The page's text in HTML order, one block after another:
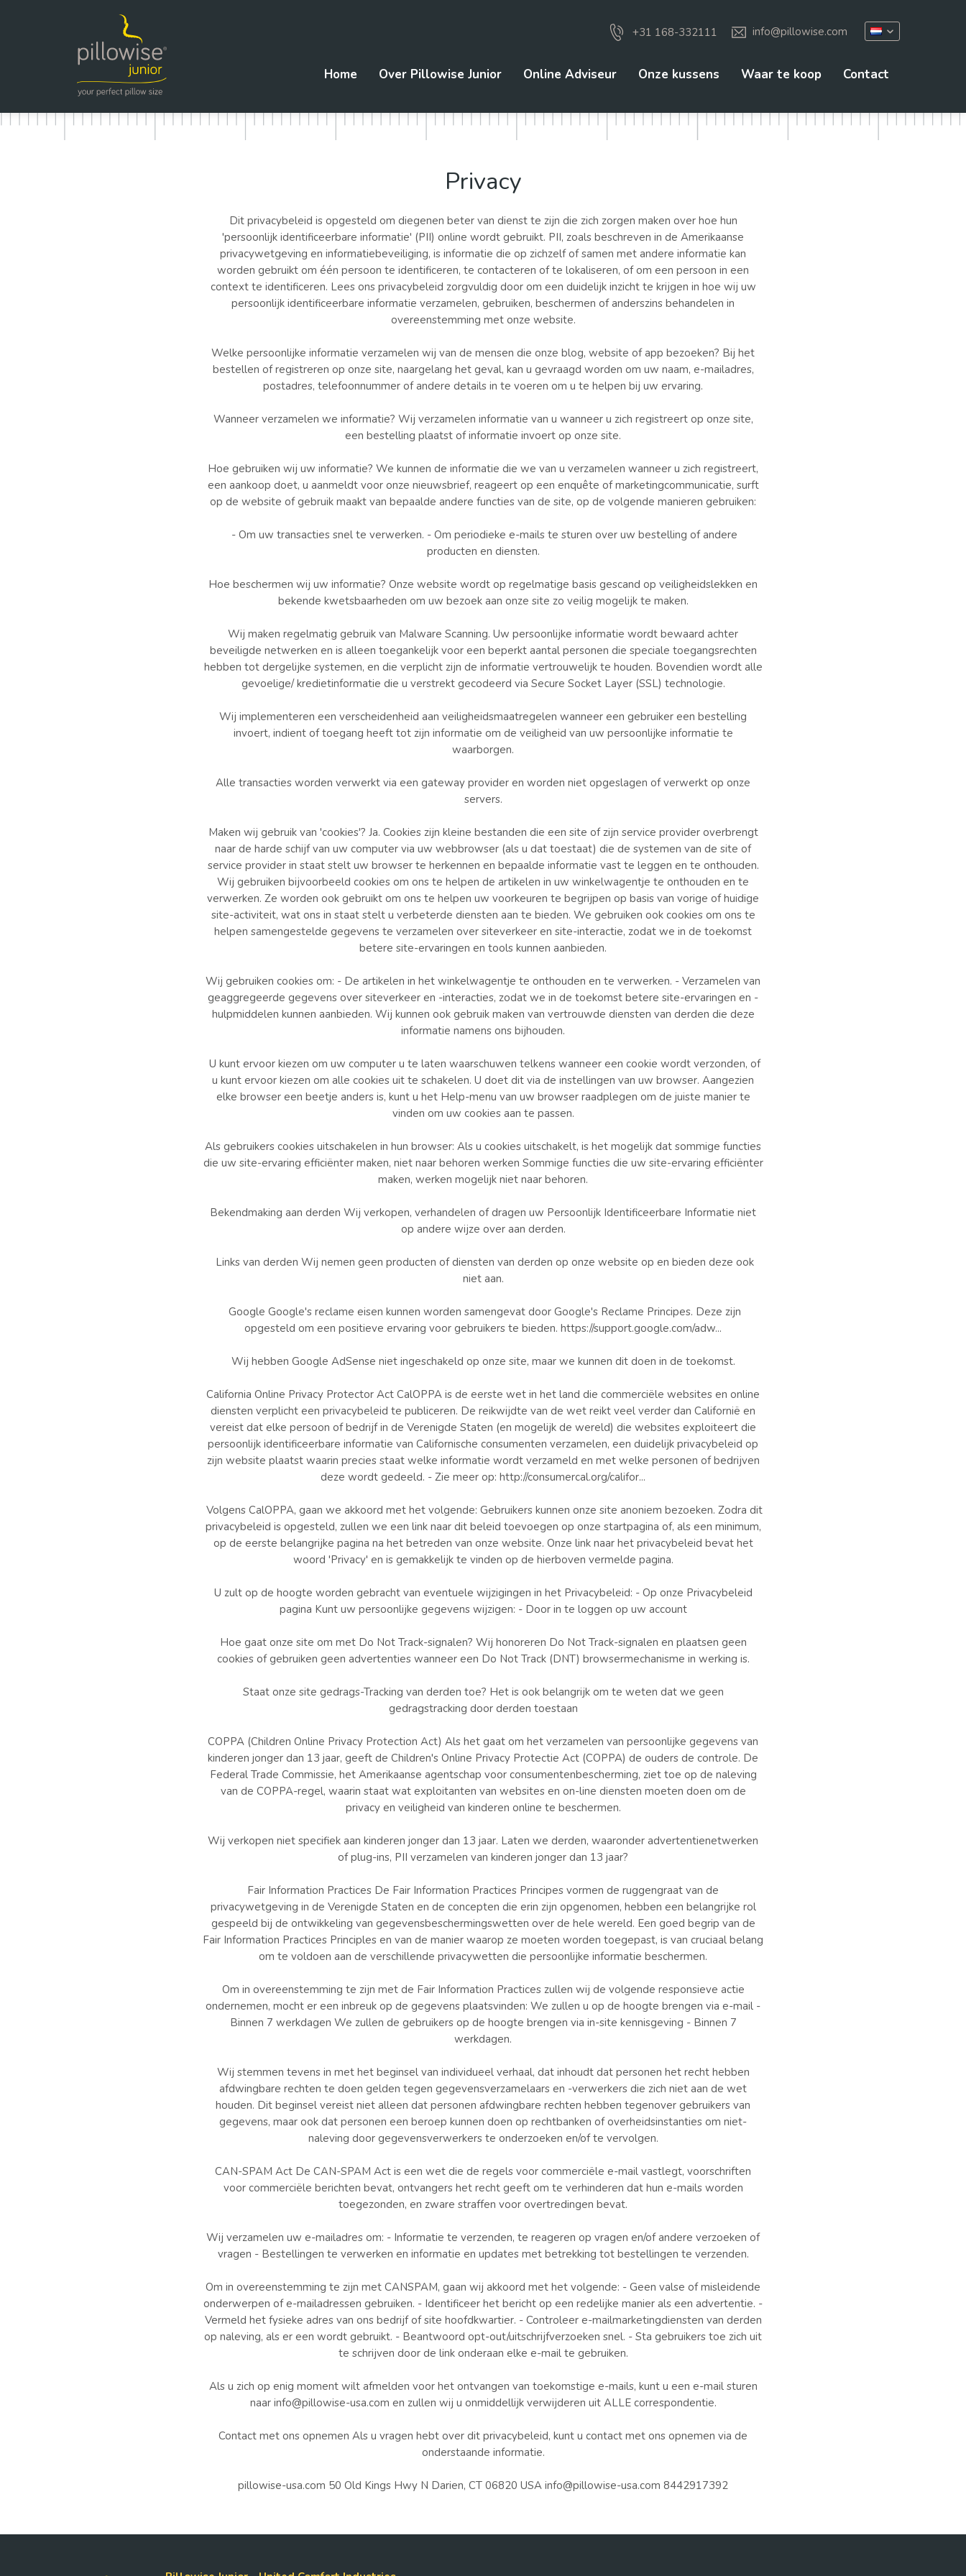
+31 168-332111 info@pillowise.com
Home Over Pillowise Junior Online Adviseur Onze kussens Waar te koop Contact
Privacy
Dit privacybeleid is opgesteld om diegenen beter van dienst te zijn die zich zorgen maken over hoe hun
'persoonlijk identificeerbare informatie' (PII) online wordt gebruikt. PII, zoals beschreven in de Amerikaanse
privacywetgeving en informatiebeveiliging, is informatie die op zichzelf of samen met andere informatie kan
worden gebruikt om één persoon te identificeren, te contacteren of te lokaliseren, of om een persoon in een
context te identificeren. Lees ons privacybeleid zorgvuldig door om een duidelijk inzicht te krijgen in hoe wij uw
persoonlijk identificeerbare informatie verzamelen, gebruiken, beschermen of anderszins behandelen in
overeenstemming met onze website.
Welke persoonlijke informatie verzamelen wij van de mensen die onze blog, website of app bezoeken? Bij het
bestellen of registreren op onze site, naargelang het geval, kan u gevraagd worden om uw naam, e-mailadres,
postadres, telefoonnummer of andere details in te voeren om u te helpen bij uw ervaring.
Wanneer verzamelen we informatie? Wij verzamelen informatie van u wanneer u zich registreert op onze site,
een bestelling plaatst of informatie invoert op onze site.
Hoe gebruiken wij uw informatie? We kunnen de informatie die we van u verzamelen wanneer u zich registreert,
een aankoop doet, u aanmeldt voor onze nieuwsbrief, reageert op een enquête of marketingcommunicatie, surft
op de website of gebruik maakt van bepaalde andere functies van de site, op de volgende manieren gebruiken:
- Om uw transacties snel te verwerken. - Om periodieke e-mails te sturen over uw bestelling of andere
producten en diensten.
Hoe beschermen wij uw informatie? Onze website wordt op regelmatige basis gescand op veiligheidslekken en
bekende kwetsbaarheden om uw bezoek aan onze site zo veilig mogelijk te maken.
Wij maken regelmatig gebruik van Malware Scanning. Uw persoonlijke informatie wordt bewaard achter
beveiligde netwerken en is alleen toegankelijk voor een beperkt aantal personen die speciale toegangsrechten
hebben tot dergelijke systemen, en die verplicht zijn de informatie vertrouwelijk te houden. Bovendien wordt alle
gevoelige/ kredietinformatie die u verstrekt gecodeerd via Secure Socket Layer (SSL) technologie.
Wij implementeren een verscheidenheid aan veiligheidsmaatregelen wanneer een gebruiker een bestelling
invoert, indient of toegang heeft tot zijn informatie om de veiligheid van uw persoonlijke informatie te
waarborgen.
Alle transacties worden verwerkt via een gateway provider en worden niet opgeslagen of verwerkt op onze
servers.
Maken wij gebruik van 'cookies'? Ja. Cookies zijn kleine bestanden die een site of zijn service provider overbrengt
naar de harde schijf van uw computer via uw webbrowser (als u dat toestaat) die de systemen van de site of
service provider in staat stelt uw browser te herkennen en bepaalde informatie vast te leggen en te onthouden.
Wij gebruiken bijvoorbeeld cookies om ons te helpen de artikelen in uw winkelwagentje te onthouden en te
verwerken. Ze worden ook gebruikt om ons te helpen uw voorkeuren te begrijpen op basis van vorige of huidige
site-activiteit, wat ons in staat stelt u verbeterde diensten aan te bieden. We gebruiken ook cookies om ons te
helpen samengestelde gegevens te verzamelen over siteverkeer en site-interactie, zodat we in de toekomst
betere site-ervaringen en tools kunnen aanbieden.
Wij gebruiken cookies om: - De artikelen in het winkelwagentje te onthouden en te verwerken. - Verzamelen van
geaggregeerde gegevens over siteverkeer en -interacties, zodat we in de toekomst betere site-ervaringen en -
hulpmiddelen kunnen aanbieden. Wij kunnen ook gebruik maken van vertrouwde diensten van derden die deze
informatie namens ons bijhouden.
U kunt ervoor kiezen om uw computer u te laten waarschuwen telkens wanneer een cookie wordt verzonden, of
u kunt ervoor kiezen om alle cookies uit te schakelen. U doet dit via de instellingen van uw browser. Aangezien
elke browser een beetje anders is, kunt u het Help-menu van uw browser raadplegen om de juiste manier te
vinden om uw cookies aan te passen.
Als gebruikers cookies uitschakelen in hun browser: Als u cookies uitschakelt, is het mogelijk dat sommige functies
die uw site-ervaring efficiënter maken, niet naar behoren werken Sommige functies die uw site-ervaring efficiënter
maken, werken mogelijk niet naar behoren.
Bekendmaking aan derden Wij verkopen, verhandelen of dragen uw Persoonlijk Identificeerbare Informatie niet
op andere wijze over aan derden.
Links van derden Wij nemen geen producten of diensten van derden op onze website op en bieden deze ook
niet aan.
Google Google's reclame eisen kunnen worden samengevat door Google's Reclame Principes. Deze zijn
opgesteld om een positieve ervaring voor gebruikers te bieden. https://support.google.com/adw...
Wij hebben Google AdSense niet ingeschakeld op onze site, maar we kunnen dit doen in de toekomst.
California Online Privacy Protector Act CalOPPA is de eerste wet in het land die commerciële websites en online
diensten verplicht een privacybeleid te publiceren. De reikwijdte van de wet reikt veel verder dan Californië en
vereist dat elke persoon of bedrijf in de Verenigde Staten (en mogelijk de wereld) die websites exploiteert die
persoonlijk identificeerbare informatie van Californische consumenten verzamelen, een duidelijk privacybeleid op
zijn website plaatst waarin precies staat welke informatie wordt verzameld en met welke personen of bedrijven
deze wordt gedeeld. - Zie meer op: http://consumercal.org/califor...
Volgens CalOPPA, gaan we akkoord met het volgende: Gebruikers kunnen onze site anoniem bezoeken. Zodra dit
privacybeleid is opgesteld, zullen we een link naar dit beleid toevoegen op onze startpagina of, als een minimum,
op de eerste belangrijke pagina na het betreden van onze website. Onze link naar het privacybeleid bevat het
woord 'Privacy' en is gemakkelijk te vinden op de hierboven vermelde pagina.
U zult op de hoogte worden gebracht van eventuele wijzigingen in het Privacybeleid: - Op onze Privacybeleid
pagina Kunt uw persoonlijke gegevens wijzigen: - Door in te loggen op uw account
Hoe gaat onze site om met Do Not Track-signalen? Wij honoreren Do Not Track-signalen en plaatsen geen
cookies of gebruiken geen advertenties wanneer een Do Not Track (DNT) browsermechanisme in werking is.
Staat onze site gedrags-Tracking van derden toe? Het is ook belangrijk om te weten dat we geen
gedragstracking door derden toestaan
COPPA (Children Online Privacy Protection Act) Als het gaat om het verzamelen van persoonlijke gegevens van
kinderen jonger dan 13 jaar, geeft de Children's Online Privacy Protectie Act (COPPA) de ouders de controle. De
Federal Trade Commissie, het Amerikaanse agentschap voor consumentenbescherming, ziet toe op de naleving
van de COPPA-regel, waarin staat wat exploitanten van websites en on-line diensten moeten doen om de
privacy en veiligheid van kinderen online te beschermen.
Wij verkopen niet specifiek aan kinderen jonger dan 13 jaar. Laten we derden, waaronder advertentienetwerken
of plug-ins, PII verzamelen van kinderen jonger dan 13 jaar?
Fair Information Practices De Fair Information Practices Principes vormen de ruggengraat van de
privacywetgeving in de Verenigde Staten en de concepten die erin zijn opgenomen, hebben een belangrijke rol
gespeeld bij de ontwikkeling van gegevensbeschermingswetten over de hele wereld. Een goed begrip van de
Fair Information Practices Principles en van de manier waarop ze moeten worden toegepast, is van cruciaal belang
om te voldoen aan de verschillende privacywetten die persoonlijke informatie beschermen.
Om in overeenstemming te zijn met de Fair Information Practices zullen wij de volgende responsieve actie
ondernemen, mocht er een inbreuk op de gegevens plaatsvinden: We zullen u op de hoogte brengen via e-mail -
Binnen 7 werkdagen We zullen de gebruikers op de hoogte brengen via in-site kennisgeving - Binnen 7
werkdagen.
Wij stemmen tevens in met het beginsel van individueel verhaal, dat inhoudt dat personen het recht hebben
afdwingbare rechten te doen gelden tegen gegevensverzamelaars en -verwerkers die zich niet aan de wet
houden. Dit beginsel vereist niet alleen dat personen afdwingbare rechten hebben tegenover gebruikers van
gegevens, maar ook dat personen een beroep kunnen doen op rechtbanken of overheidsinstanties om niet-
naleving door gegevensverwerkers te onderzoeken en/of te vervolgen.
CAN-SPAM Act De CAN-SPAM Act is een wet die de regels voor commerciële e-mail vastlegt, voorschriften
voor commerciële berichten bevat, ontvangers het recht geeft om te verhinderen dat hun e-mails worden
toegezonden, en zware straffen voor overtredingen bevat.
Wij verzamelen uw e-mailadres om: - Informatie te verzenden, te reageren op vragen en/of andere verzoeken of
vragen - Bestellingen te verwerken en informatie en updates met betrekking tot bestellingen te verzenden.
Om in overeenstemming te zijn met CANSPAM, gaan wij akkoord met het volgende: - Geen valse of misleidende
onderwerpen of e-mailadressen gebruiken. - Identificeer het bericht op een redelijke manier als een advertentie. -
Vermeld het fysieke adres van ons bedrijf of site hoofdkwartier. - Controleer e-mailmarketingdiensten van derden
op naleving, als er een wordt gebruikt. - Beantwoord opt-out/uitschrijfverzoeken snel. - Sta gebruikers toe zich uit
te schrijven door de link onderaan elke e-mail te gebruiken.
Als u zich op enig moment wilt afmelden voor het ontvangen van toekomstige e-mails, kunt u een e-mail sturen
naar info@pillowise-usa.com en zullen wij u onmiddellijk verwijderen uit ALLE correspondentie.
Contact met ons opnemen Als u vragen hebt over dit privacybeleid, kunt u contact met ons opnemen via de
onderstaande informatie.
pillowise-usa.com 50 Old Kings Hwy N Darien, CT 06820 USA info@pillowise-usa.com 8442917392